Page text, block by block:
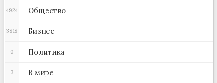
Общество
4924
Бизнес
3818
Политика
0
В мире
3